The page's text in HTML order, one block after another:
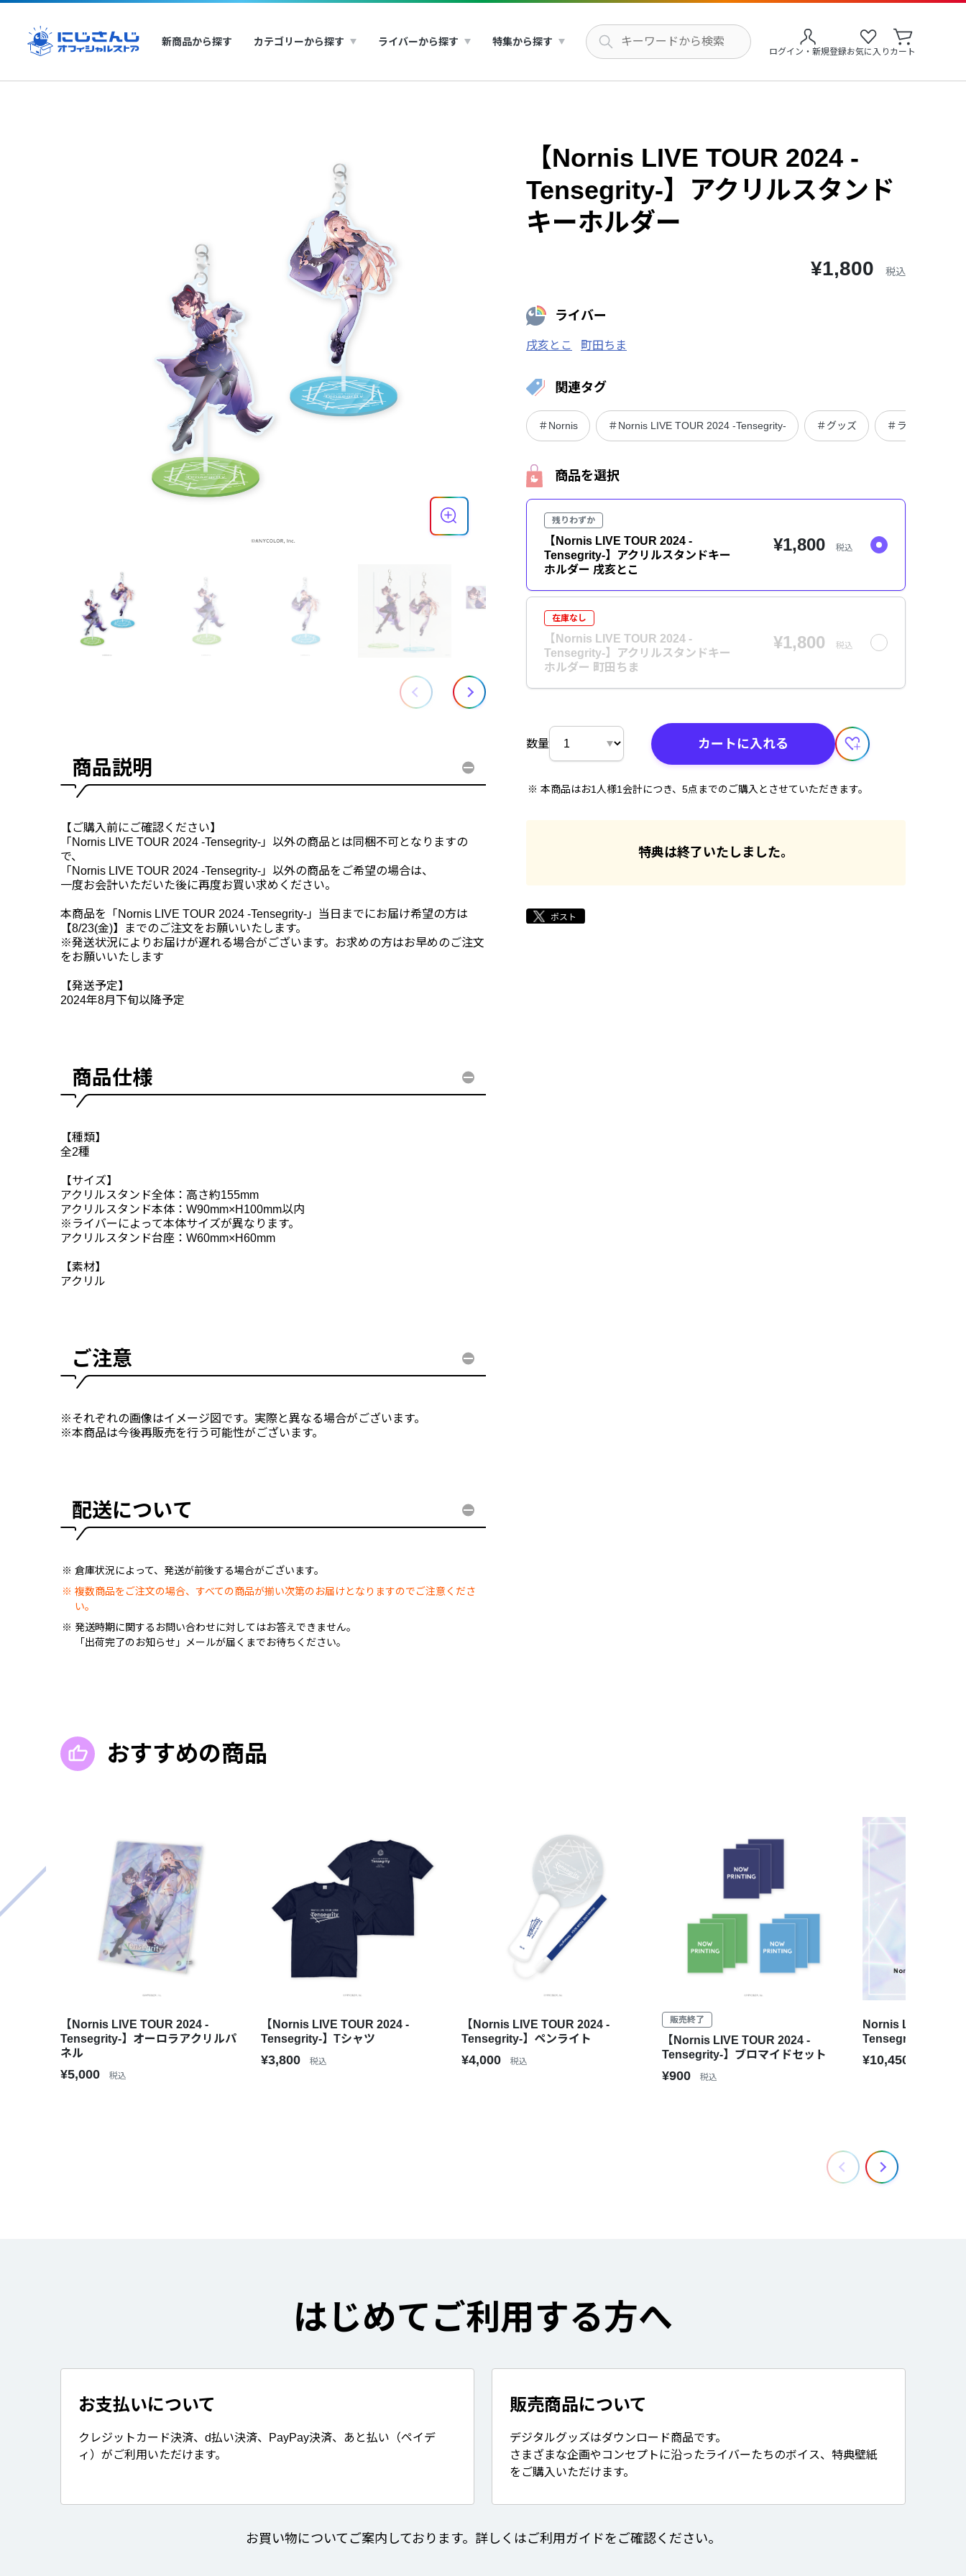
新商品から探す カテゴリーから探す ライバーから探す 特集から探す
ログイン・新規登録お気に入り カート
【Nornis LIVE TOUR 2024 -
Tensegrity-】アクリルスタンド
キーホルダー
¥1,800 税込
ライバー
戌亥とこ 町田ちま
関連タグ
＃Nornis ＃Nornis LIVE TOUR 2024 -Tensegrity- ＃グッズ ＃ライブ・イベ
商品を選択
残りわずか
【Nornis LIVE TOUR 2024 -
Tensegrity-】アクリルスタンドキー
ホルダー 戌亥とこ
¥1,800 税込
在庫なし
【Nornis LIVE TOUR 2024 -
Tensegrity-】アクリルスタンドキー
ホルダー 町田ちま
¥1,800 税込
数量 カートに入れる
本商品はお1人様1会計につき、5点までのご購入とさせていただきます。
特典は終了いたしました。
商品説明
【ご購入前にご確認ください】
「Nornis LIVE TOUR 2024 -Tensegrity-」以外の商品とは同梱不可となりますの
で、
「Nornis LIVE TOUR 2024 -Tensegrity-」以外の商品をご希望の場合は、
一度お会計いただいた後に再度お買い求めください。
本商品を「Nornis LIVE TOUR 2024 -Tensegrity-」当日までにお届け希望の方は
【8/23(金)】までのご注文をお願いいたします。
※発送状況によりお届けが遅れる場合がございます。お求めの方はお早めのご注文
をお願いいたします
【発送予定】
2024年8月下旬以降予定
商品仕様
【種類】
全2種
【サイズ】
アクリルスタンド全体：高さ約155mm
アクリルスタンド本体：W90mm×H100mm以内
※ライバーによって本体サイズが異なります。
アクリルスタンド台座：W60mm×H60mm
【素材】
アクリル
ご注意
※それぞれの画像はイメージ図です。実際と異なる場合がございます。
※本商品は今後再販売を行う可能性がございます。
配送について
倉庫状況によって、発送が前後する場合がございます。
複数商品をご注文の場合、すべての商品が揃い次第のお届けとなりますのでご注意くださ
い。
発送時期に関するお問い合わせに対してはお答えできません。
「出荷完了のお知らせ」メールが届くまでお待ちください。
おすすめの商品
【Nornis LIVE TOUR 2024 -
Tensegrity-】オーロラアクリルパ
ネル
¥5,000 税込
【Nornis LIVE TOUR 2024 -
Tensegrity-】Tシャツ
¥3,800 税込
【Nornis LIVE TOUR 2024 -
Tensegrity-】ペンライト
¥4,000 税込
販売終了
【Nornis LIVE TOUR 2024 -
Tensegrity-】ブロマイドセット
¥900 税込
Nornis LIVE TOUR
Tensegrity- [Blu-
¥10,450
はじめてご利用する方へ
お支払いについて
クレジットカード決済、d払い決済、PayPay決済、あと払い（ペイデ
ィ）がご利用いただけます。
販売商品について
デジタルグッズはダウンロード商品です。
さまざまな企画やコンセプトに沿ったライバーたちのボイス、特典壁紙
をご購入いただけます。
お買い物についてご案内しております。詳しくはご利用ガイドをご確認ください。